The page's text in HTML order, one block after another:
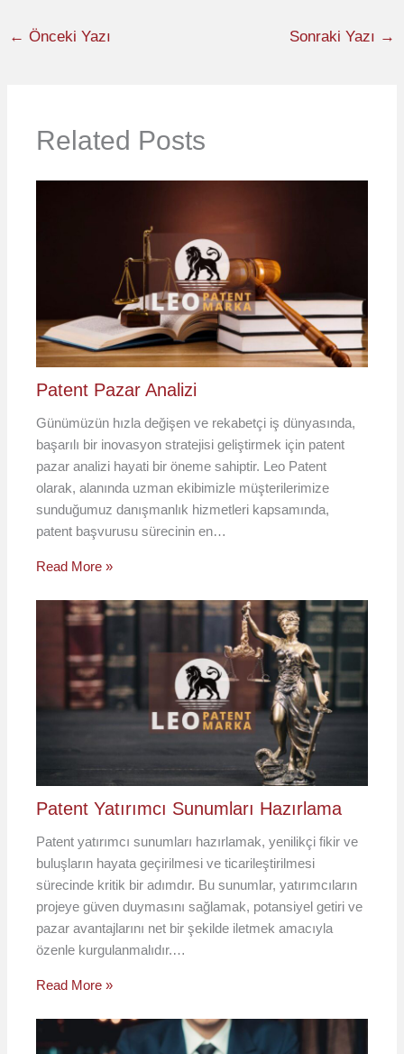
← Önceki Yazı Sonraki Yazı →
Related Posts
Patent Pazar Analizi
Günümüzün hızla değişen ve rekabetçi iş dünyasında,
başarılı bir inovasyon stratejisi geliştirmek için patent
pazar analizi hayati bir öneme sahiptir. Leo Patent
olarak, alanında uzman ekibimizle müşterilerimize
sunduğumuz danışmanlık hizmetleri kapsamında,
patent başvurusu sürecinin en…
Read More »
Patent Yatırımcı Sunumları Hazırlama
Patent yatırımcı sunumları hazırlamak, yenilikçi fikir ve
buluşların hayata geçirilmesi ve ticarileştirilmesi
sürecinde kritik bir adımdır. Bu sunumlar, yatırımcıların
projeye güven duymasını sağlamak, potansiyel getiri ve
pazar avantajlarını net bir şekilde iletmek amacıyla
özenle kurgulanmalıdır.…
Read More »